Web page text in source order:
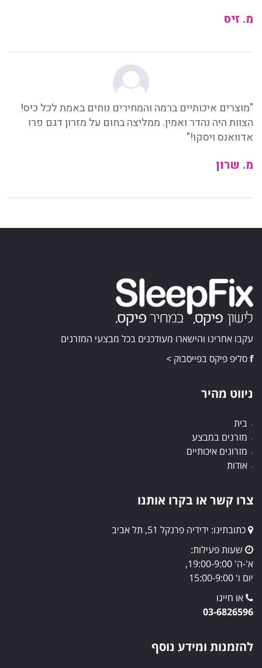
מ. זיס
"מוצרים איכותיים ברמה והמחירים נוחים באמת לכל כיס!
הצוות היה נהדר ואמין. ממליצה בחום על מזרון דגם פרו
אדוואנס ויסקו!"
מ. שרון
עקבו אחרינו והישארו מעודכנים בכל מבצעי המזרנים
fסליפ פיקס בפייסבוק >
ניווט מהיר
בית
מזרנים במבצע
מזרונים איכותיים
אודות
צרו קשר או בקרו אותנו
כתובתינו: ידידיה פרנקל 51, תל אביב
שעות פעילות:
א'-ה' 19:00-9:00,
יום ו' 15:00-9:00
או חייגו
03-6826596
להזמנות ומידע נוסף